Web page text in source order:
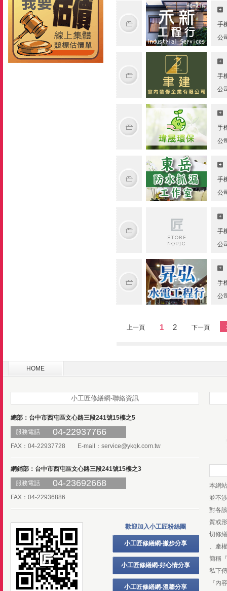
手
公
手
公
手
公
手
公
手
公
手
公
上一頁 1 2 下一頁
HOME
小工匠修繕網-聯絡資訊
總部：台中市西屯區文心路三段241號15樓之5
服務電話
04-22937766
FAX：04-22937728 E-mail： service@ykqk.com.tw
網銷部：台中市西屯區文心路三段241號15樓之3
服務電話
04-23692668
FAX：04-22936886
歡迎加入小工匠粉絲團
小工匠修繕網-撇步分享
小工匠修繕網-好心情分享
小工匠修繕網-溫馨分享
本網
並不
對各
質或
切修
、產
簡稱
私下
『內